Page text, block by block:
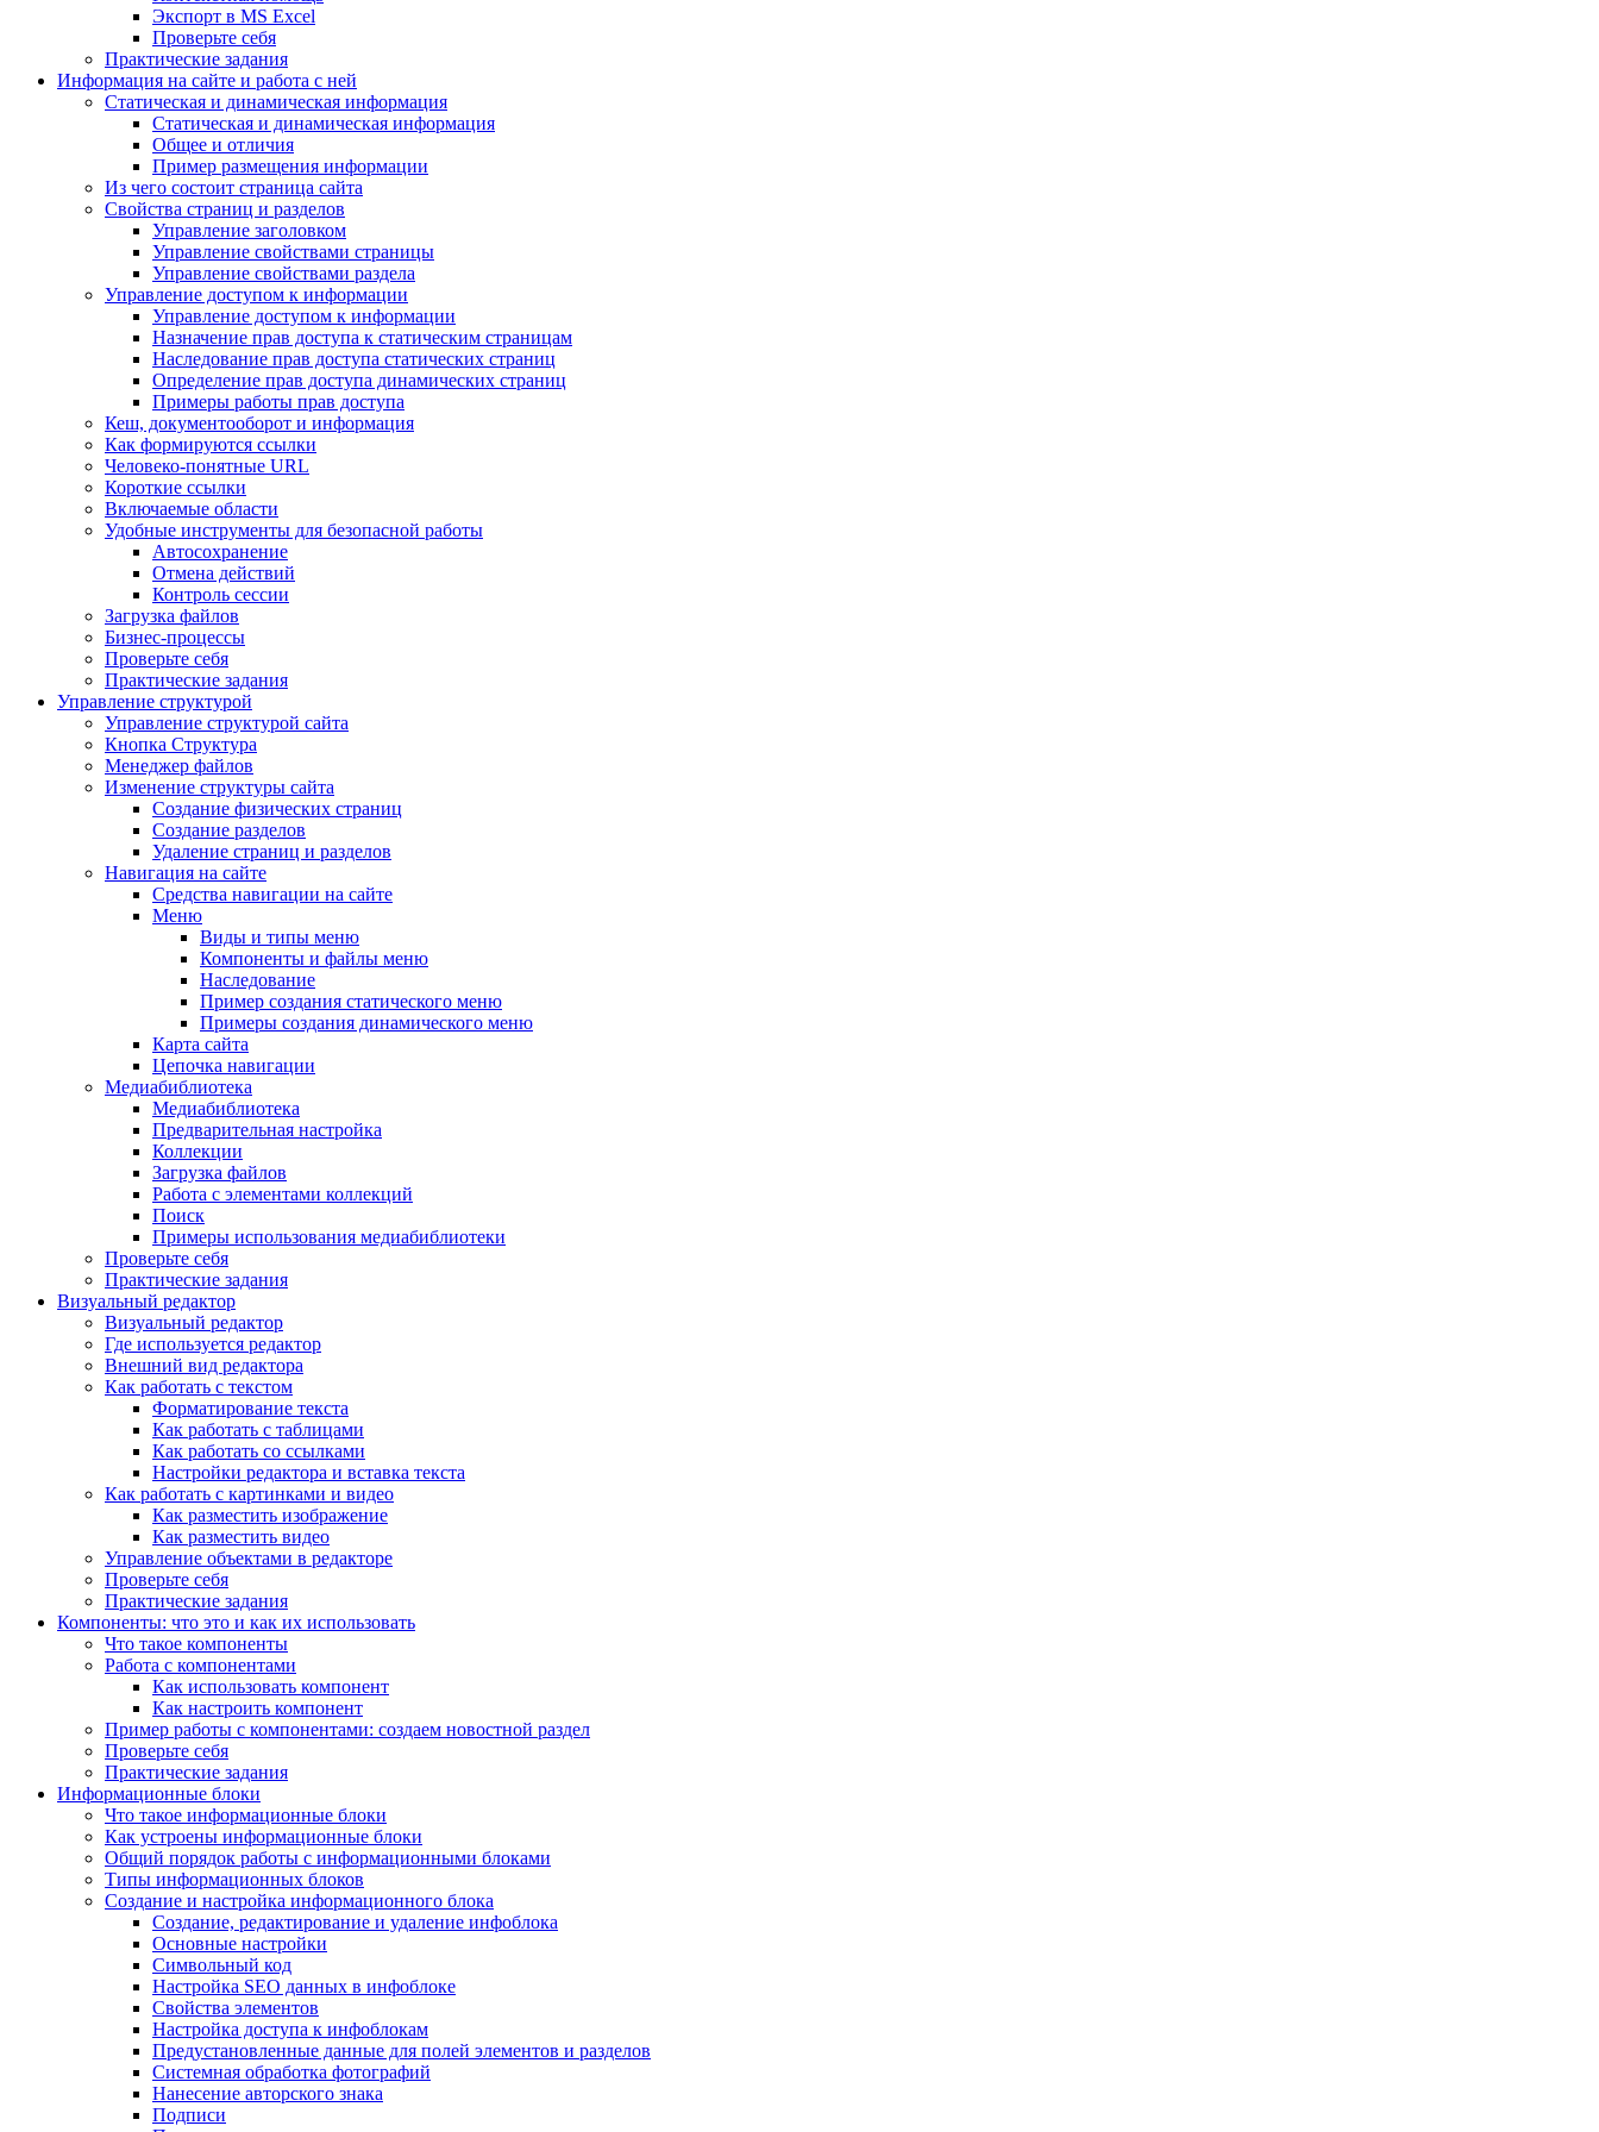
Экспорт в MS Excel
Проверьте себя
Практические задания
Информация на сайте и работа с ней
Статическая и динамическая информация
Статическая и динамическая информация
Общее и отличия
Пример размещения информации
Из чего состоит страница сайта
Свойства страниц и разделов
Управление заголовком
Управление свойствами страницы
Управление свойствами раздела
Управление доступом к информации
Управление доступом к информации
Назначение прав доступа к статическим страницам
Наследование прав доступа статических страниц
Определение прав доступа динамических страниц
Примеры работы прав доступа
Кеш, документооборот и информация
Как формируются ссылки
Человеко-понятные URL
Короткие ссылки
Включаемые области
Удобные инструменты для безопасной работы
Автосохранение
Отмена действий
Контроль сессии
Загрузка файлов
Бизнес-процессы
Проверьте себя
Практические задания
Управление структурой
Управление структурой сайта
Кнопка Структура
Менеджер файлов
Изменение структуры сайта
Создание физических страниц
Создание разделов
Удаление страниц и разделов
Навигация на сайте
Средства навигации на сайте
Меню
Виды и типы меню
Компоненты и файлы меню
Наследование
Пример создания статического меню
Примеры создания динамического меню
Карта сайта
Цепочка навигации
Медиабиблиотека
Медиабиблиотека
Предварительная настройка
Коллекции
Загрузка файлов
Работа с элементами коллекций
Поиск
Примеры использования медиабиблиотеки
Проверьте себя
Практические задания
Визуальный редактор
Визуальный редактор
Где используется редактор
Внешний вид редактора
Как работать с текстом
Форматирование текста
Как работать с таблицами
Как работать со ссылками
Настройки редактора и вставка текста
Как работать с картинками и видео
Как разместить изображение
Как разместить видео
Управление объектами в редакторе
Проверьте себя
Практические задания
Компоненты: что это и как их использовать
Что такое компоненты
Работа с компонентами
Как использовать компонент
Как настроить компонент
Пример работы с компонентами: создаем новостной раздел
Проверьте себя
Практические задания
Информационные блоки
Что такое информационные блоки
Как устроены информационные блоки
Общий порядок работы с информационными блоками
Типы информационных блоков
Создание и настройка информационного блока
Создание, редактирование и удаление инфоблока
Основные настройки
Символьный код
Настройка SEO данных в инфоблоке
Свойства элементов
Настройка доступа к инфоблокам
Предустановленные данные для полей элементов и разделов
Системная обработка фотографий
Нанесение авторского знака
Подписи